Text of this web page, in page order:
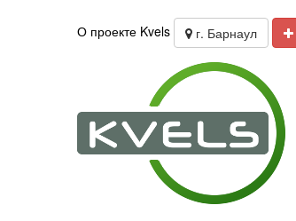
О проекте Kvels г. Барнаул